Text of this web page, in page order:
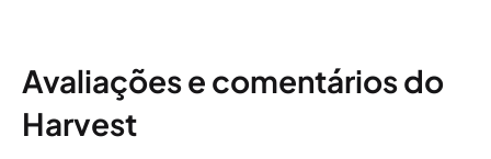
Avaliações e comentários do
Harvest